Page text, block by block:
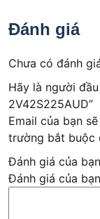
Đánh giá
Chưa có đánh
Hãy là người
2V42S225AUD”
Email của bạn
trường bắt buộc
Đánh giá của bạn
Đánh giá của bạn